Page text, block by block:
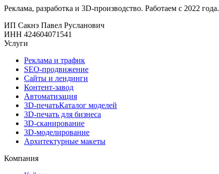
Реклама, разработка и 3D-производство. Работаем с 2022 года.
ИП Сакнэ Павел Русланович
ИНН 424604071541
Услуги
Реклама и трафик
SEO-продвижение
Сайты и лендинги
Контент-завод
Автоматизация
3D-печатьКаталог моделей
3D-печать для бизнеса
3D-сканирование
3D-моделирование
Архитектурные макеты
Компания